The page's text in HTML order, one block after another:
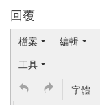
回覆
檔案 編輯
工具
字體